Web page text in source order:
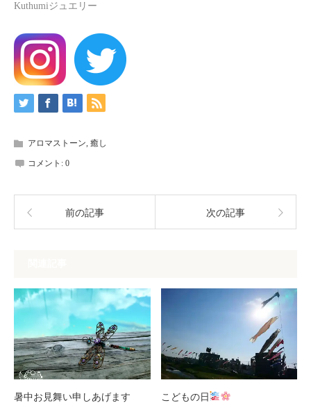
Kuthumiジュエリー
アロマストーン, 癒し
コメント: 0
前の記事 次の記事
暑中お見舞い申しあげます
こどもの日